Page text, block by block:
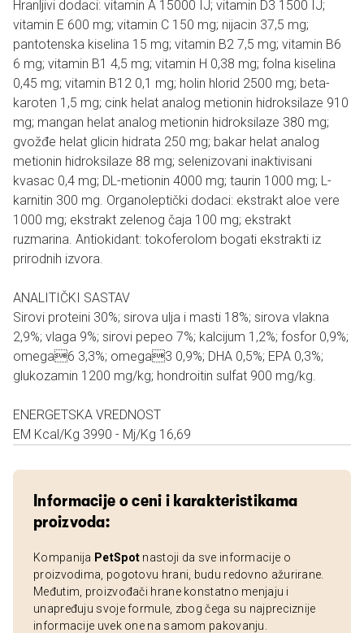
Hranljivi dodaci: vitamin A 15000 IJ; vitamin D3 1500 IJ;
vitamin E 600 mg; vitamin C 150 mg; nijacin 37,5 mg;
pantotenska kiselina 15 mg; vitamin B2 7,5 mg; vitamin B6
6 mg; vitamin B1 4,5 mg; vitamin H 0,38 mg; folna kiselina
0,45 mg; vitamin B12 0,1 mg; holin hlorid 2500 mg; beta-
karoten 1,5 mg; cink helat analog metionin hidroksilaze 910
mg; mangan helat analog metionin hidroksilaze 380 mg;
gvožđe helat glicin hidrata 250 mg; bakar helat analog
metionin hidroksilaze 88 mg; selenizovani inaktivisani
kvasac 0,4 mg; DL-metionin 4000 mg; taurin 1000 mg; L-
karnitin 300 mg. Organoleptički dodaci: ekstrakt aloe vere
1000 mg; ekstrakt zelenog čaja 100 mg; ekstrakt
ruzmarina. Antiokidant: tokoferolom bogati ekstrakti iz
prirodnih izvora.
ANALITIČKI SASTAV
Sirovi proteini 30%; sirova ulja i masti 18%; sirova vlakna
2,9%; vlaga 9%; sirovi pepeo 7%; kalcijum 1,2%; fosfor 0,9%;
omega6 3,3%; omega3 0,9%; DHA 0,5%; EPA 0,3%;
glukozamin 1200 mg/kg; hondroitin sulfat 900 mg/kg.
ENERGETSKA VREDNOST
EM Kcal/Kg 3990 - Mj/Kg 16,69
Informacije o ceni i karakteristikama
proizvoda:
Kompanija PetSpot nastoji da sve informacije o
proizvodima, pogotovu hrani, budu redovno ažurirane.
Međutim, proizvođači hrane konstatno menjaju i
unapređuju svoje formule, zbog čega su najpreciznije
informacije uvek one na samom pakovanju.